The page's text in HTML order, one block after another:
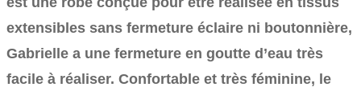
extensibles sans fermeture éclaire ni boutonnière,
Gabrielle a une fermeture en goutte d’eau très
facile à réaliser. Confortable et très féminine, le